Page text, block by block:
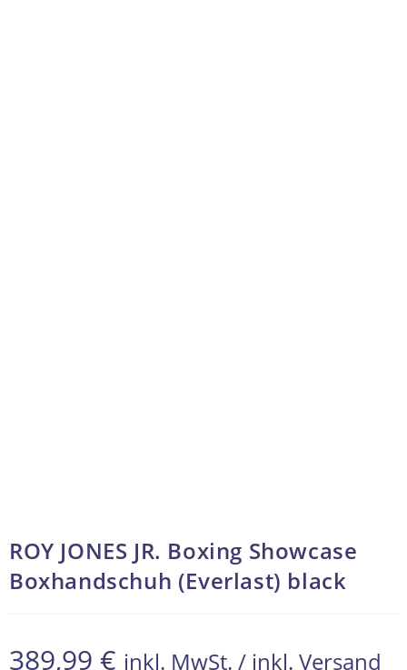
ROY JONES JR. Boxing Showcase
Boxhandschuh (Everlast) black
389,99 € inkl. MwSt. / inkl. Versand